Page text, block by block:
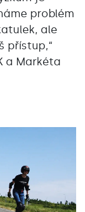
problém
ale
přístup,“
a Markéta